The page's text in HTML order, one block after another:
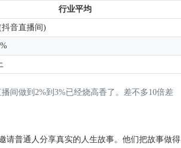
行业平均
抖音直播间)
间做到2%到3%已经烧高香了。差不多10倍差
请普通人分享真实的人生故事。他们把故事做得